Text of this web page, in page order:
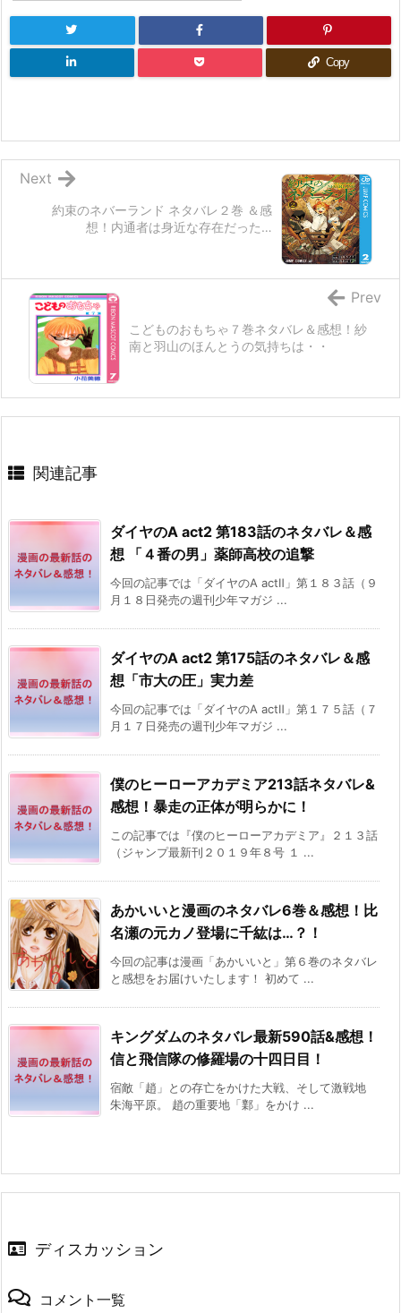
Copy
約束のネバーランド ネタバレ２巻 ＆感
想！内通者は身近な存在だった…
Next
こどものおもちゃ７巻ネタバレ＆感想！紗
南と羽山のほんとうの気持ちは・・
Prev
関連記事
ダイヤのA act2 第183話のネタバレ＆感
想 「４番の男」薬師高校の追撃
今回の記事では「ダイヤのA actⅡ」第１８３話（９
月１８日発売の週刊少年マガジ ...
ダイヤのA act2 第175話のネタバレ＆感
想「市大の圧」実力差
今回の記事では「ダイヤのA actⅡ」第１７５話（７
月１７日発売の週刊少年マガジ ...
僕のヒーローアカデミア213話ネタバレ&
感想！暴走の正体が明らかに！
この記事では『僕のヒーローアカデミア』２１３話
（ジャンプ最新刊２０１９年８号 １ ...
あかいいと漫画のネタバレ6巻＆感想！比
名瀬の元カノ登場に千紘は…？！
今回の記事は漫画「あかいいと」第６巻のネタバレ
と感想をお届けいたします！ 初めて ...
キングダムのネタバレ最新590話&感想！
信と飛信隊の修羅場の十四日目！
宿敵「趙」との存亡をかけた大戦、そして激戦地
朱海平原。 趙の重要地「鄴」をかけ ...
ディスカッション
コメント一覧